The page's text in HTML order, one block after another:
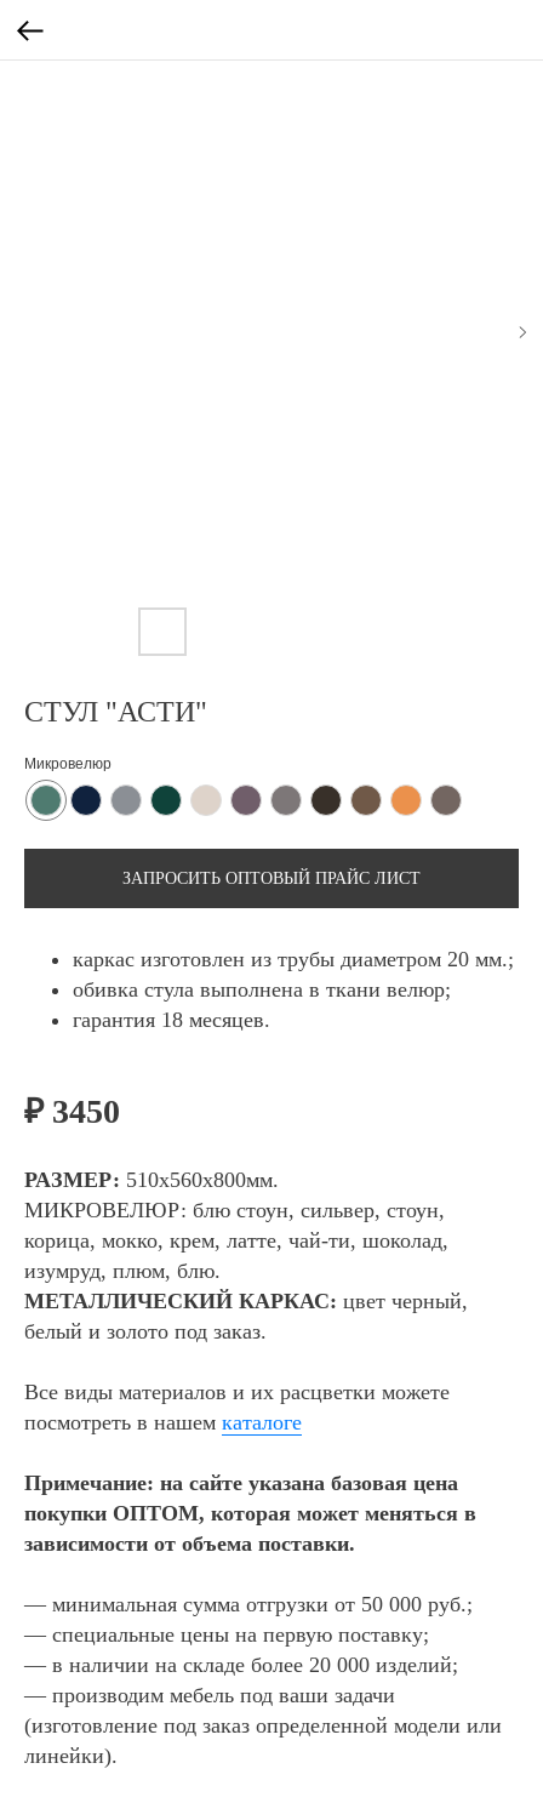
СТУЛ "АСТИ"
Микровелюр
ЗАПРОСИТЬ ОПТОВЫЙ ПРАЙС ЛИСТ
каркас изготовлен из трубы диаметром 20 мм.;
обивка стула выполнена в ткани велюр;
гарантия 18 месяцев.
₽ 3450
РАЗМЕР: 510х560х800мм.
МИКРОВЕЛЮР: блю стоун, сильвер, стоун,
корица, мокко, крем, латте, чай-ти, шоколад,
изумруд, плюм, блю.
МЕТАЛЛИЧЕСКИЙ КАРКАС: цвет черный,
белый и золото под заказ.
Все виды материалов и их расцветки можете
посмотреть в нашем каталоге
Примечание: на сайте указана базовая цена
покупки ОПТОМ, которая может меняться в
зависимости от объема поставки.
— минимальная сумма отгрузки от 50 000 руб.;
— специальные цены на первую поставку;
— в наличии на складе более 20 000 изделий;
— производим мебель под ваши задачи
(изготовление под заказ определенной модели или
линейки).